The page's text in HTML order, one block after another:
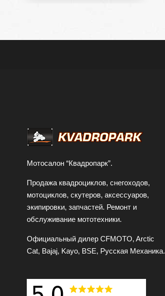
Мотосалон “Квадропарк”.
Продажа квадроциклов, снегоходов,
мотоциклов, скутеров, аксессуаров,
экипировки, запчастей. Ремонт и
обслуживание мототехники.
Официальный дилер CFMOTO, Arctic
Cat, Bajaj, Kayo, BSE, Русская Механика.